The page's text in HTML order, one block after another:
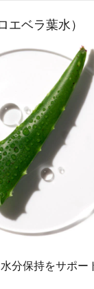
エベラ葉水）
分保持をサポー